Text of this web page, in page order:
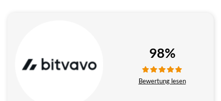
98%
Bewertung lesen